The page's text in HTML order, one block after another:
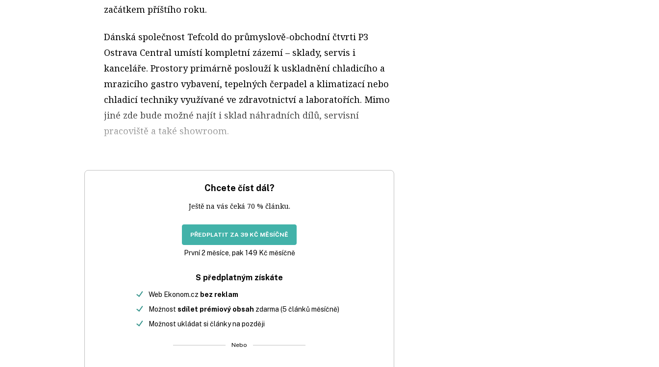
začátkem příštího roku.
Dánská společnost Tefcold do průmyslově-obchodní čtvrti P3
Ostrava Central umístí kompletní zázemí – sklady, servis i
kanceláře. Prostory primárně poslouží k uskladnění chladicího a
mrazicího gastro vybavení, tepelných čerpadel a klimatizací nebo
chladicí techniky využívané ve zdravotnictví a laboratořích. Mimo
jiné zde bude možné najít i sklad náhradních dílů, servisní
pracoviště a také showroom.
Chcete číst dál?
Ještě na vás čeká 70 % článku.
PŘEDPLATIT ZA 39 KČ MĚSÍČNĚ
První 2 měsíce, pak 149 Kč měsíčně
S předplatným získáte
Web Ekonom.cz bez reklam
Možnost sdílet prémiový obsah zdarma (5 článků měsíčně)
Možnost ukládat si články na později
Nebo